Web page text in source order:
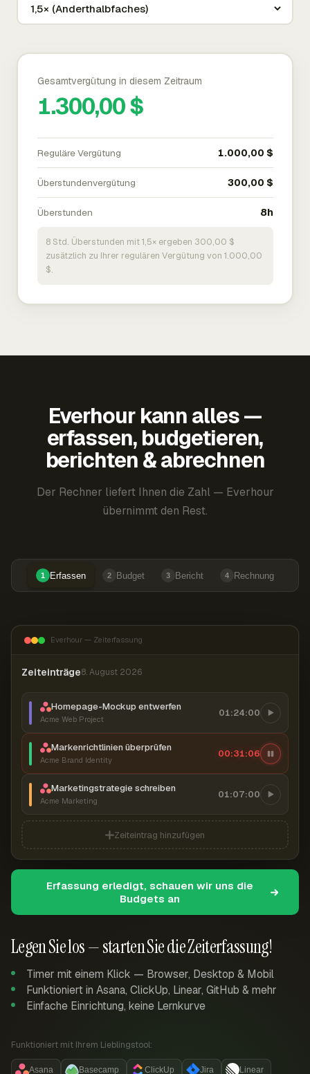
Gesamtvergütung in diesem Zeitraum
1.300,00 $
Reguläre Vergütung 1.000,00 $
Überstundenvergütung 300,00 $
Überstunden 8h
8 Std. Überstunden mit 1,5× ergeben 300,00 $
zusätzlich zu Ihrer regulären Vergütung von 1.000,00
$.
Everhour kann alles —
erfassen, budgetieren,
berichten & abrechnen
Der Rechner liefert Ihnen die Zahl — Everhour
übernimmt den Rest.
1 Erfassen 2 Budget 3 Bericht 4 Rechnung
Legen Sie los — starten Sie die Zeiterfassung!
Timer mit einem Klick — Browser, Desktop & Mobil
Funktioniert in Asana, ClickUp, Linear, GitHub & mehr
Einfache Einrichtung, keine Lernkurve
Funktioniert mit Ihrem Lieblingstool:
Asana Basecamp ClickUp Jira Linear
Everhour — Zeiterfassung
Zeiteinträge8. August 2026
Homepage-Mockup entwerfen
Acme Web Project
01:24:00
Markenrichtlinien überprüfen
Acme Brand Identity
00:31:06
Marketingstrategie schreiben
Acme Marketing
01:07:00
Zeiteintrag hinzufügen
Erfassung erledigt, schauen wir uns die
Budgets an